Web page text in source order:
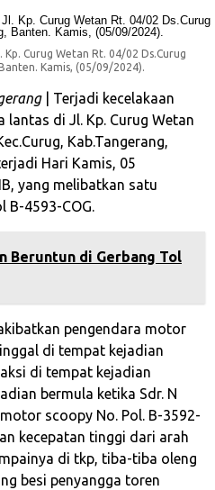
Curug Wetan Rt. 04/02 Ds.Curug
Kamis, (05/09/2024).
| Terjadi kecelakaan
di Jl. Kp. Curug Wetan
Kab.Tangerang,
Hari Kamis, 05
yang melibatkan satu
B-4593-COG.
Beruntun di Gerbang Tol
pengendara motor
di tempat kejadian
di tempat kejadian
bermula ketika Sdr. N
scoopy No. Pol. B-3592-
kecepatan tinggi dari arah
di tkp, tiba-tiba oleng
besi penyangga toren